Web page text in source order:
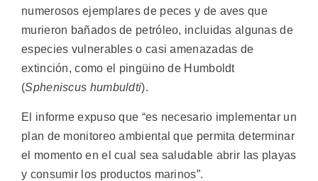
numerosos ejemplares de peces y de aves que
murieron bañados de petróleo, incluidas algunas de
especies vulnerables o casi amenazadas de
extinción, como el pingüino de Humboldt
(Spheniscus humbuldti).
El informe expuso que “es necesario implementar un
plan de monitoreo ambiental que permita determinar
el momento en el cual sea saludable abrir las playas
y consumir los productos marinos”.